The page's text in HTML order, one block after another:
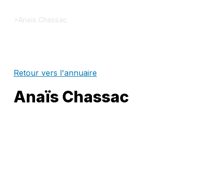
>Anaïs Chassac
Retour vers l'annuaire
Anaïs Chassac